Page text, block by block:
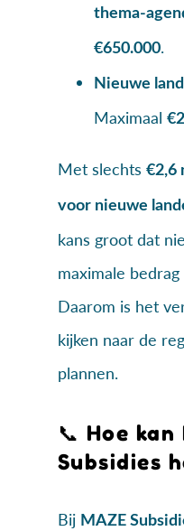
thema-
€650.000.
Nieuwe
Maximaal
Met slechts €2,6
voor nieuwe
kans groot dat
maximale
Daarom is het
kijken naar de
plannen.
📞 Hoe kan
Subsidies
Bij MAZE